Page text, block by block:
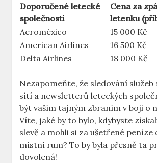
Doporučené letecké
společnosti
Cena za
letenku
Aeroméxico
15 000 Kč
American Airlines
16 500 Kč
Delta Airlines
18 000 Kč
Nezapomeňte, že sledování služeb
sítí a newsletterů leteckých
být vaším tajným zbraním v boji o
Víte, jaké by to bylo, kdybyste
slevě a mohli si za ušetřené
místní rum? To by byla přesně ta
dovolená!